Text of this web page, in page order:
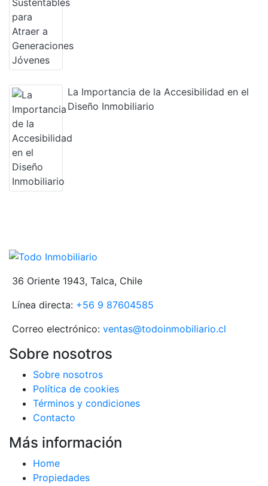
La Importancia de la Accesibilidad en el
Diseño Inmobiliario
36 Oriente 1943, Talca, Chile
Línea directa: +56 9 87604585
Correo electrónico: ventas@todoinmobiliario.cl
Sobre nosotros
Sobre nosotros
Política de cookies
Términos y condiciones
Contacto
Más información
Home
Propiedades